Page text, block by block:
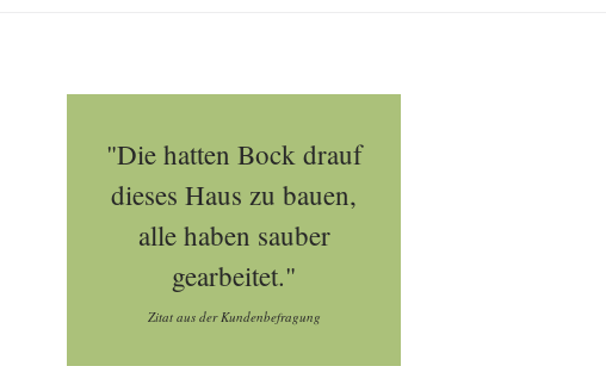
"Die hatten Bock drauf
dieses Haus zu bauen,
alle haben sauber
gearbeitet."
Zitat aus der Kundenbefragung